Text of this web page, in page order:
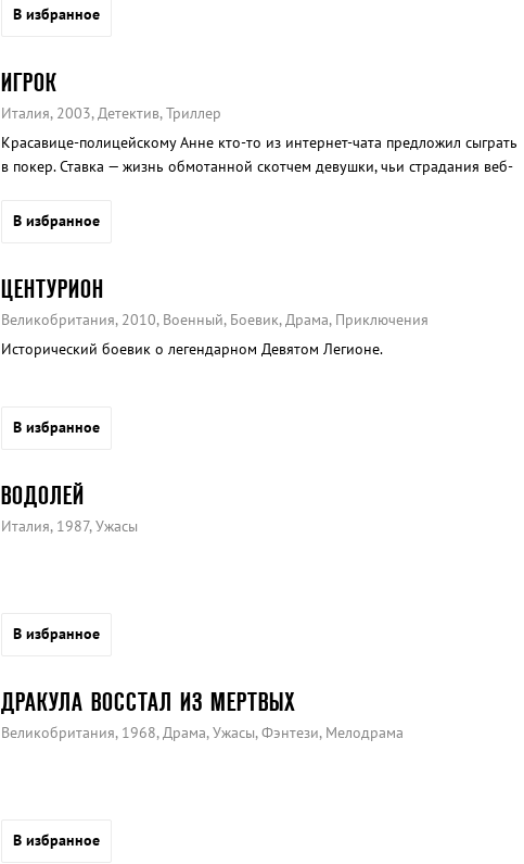
В избранное
ИГРОК
Италия, 2003, Детектив, Триллер
Красавице-полицейскому Анне кто-то из интернет-чата предложил сыграть
в покер. Ставка — жизнь обмотанной скотчем девушки, чьи страдания веб-
В избранное
ЦЕНТУРИОН
Великобритания, 2010, Военный, Боевик, Драма, Приключения
Исторический боевик о легендарном Девятом Легионе.
В избранное
ВОДОЛЕЙ
Италия, 1987, Ужасы
В избранное
ДРАКУЛА ВОССТАЛ ИЗ МЕРТВЫХ
Великобритания, 1968, Драма, Ужасы, Фэнтези, Мелодрама
В избранное